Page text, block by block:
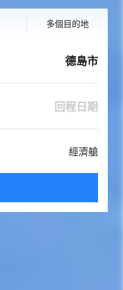
多個目的地
德島市
回程日期
經濟艙